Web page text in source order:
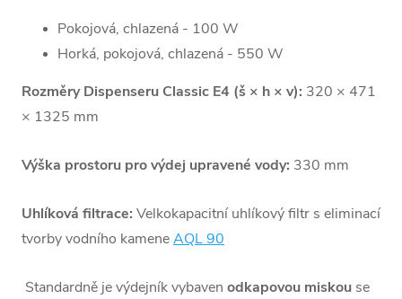
Pokojová, chlazená - 100 W
Horká, pokojová, chlazená - 550 W
Rozměry Dispenseru Classic E4 (š × h × v): 320 × 471
× 1325 mm
Výška prostoru pro výdej upravené vody: 330 mm
Uhlíková filtrace: Velkokapacitní uhlíkový filtr s eliminací
tvorby vodního kameneAQL 90
Standardně je výdejník vybaven odkapovou miskou se